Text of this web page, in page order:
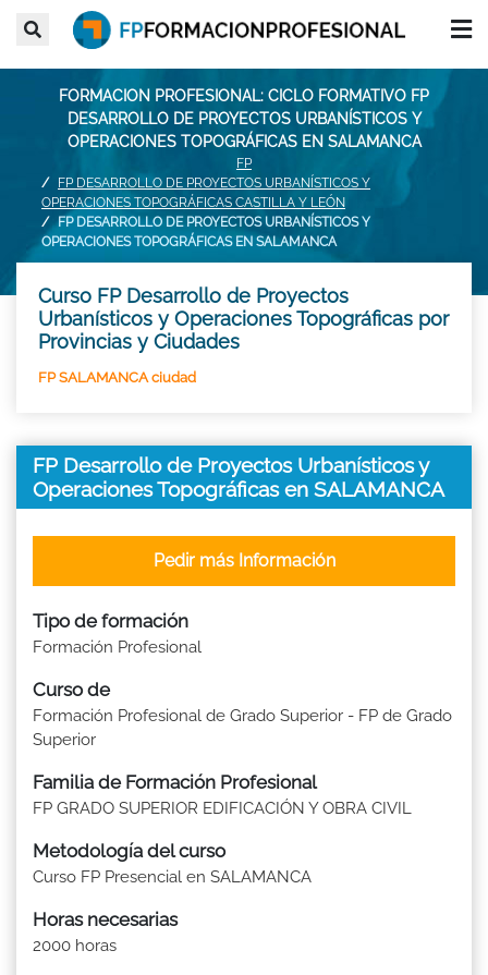
FORMACION PROFESIONAL: CICLO FORMATIVO FP
DESARROLLO DE PROYECTOS URBANÍSTICOS Y
OPERACIONES TOPOGRÁFICAS EN SALAMANCA
FP
FP DESARROLLO DE PROYECTOS URBANÍSTICOS Y
OPERACIONES TOPOGRÁFICAS CASTILLA Y LEÓN
FP DESARROLLO DE PROYECTOS URBANÍSTICOS Y
OPERACIONES TOPOGRÁFICAS EN SALAMANCA
Curso FP Desarrollo de Proyectos
Urbanísticos y Operaciones Topográficas por
Provincias y Ciudades
FP SALAMANCA ciudad
FP Desarrollo de Proyectos Urbanísticos y
Operaciones Topográficas en SALAMANCA
Tipo de formación
Formación Profesional
Curso de
Formación Profesional de Grado Superior - FP de Grado
Superior
Familia de Formación Profesional
FP GRADO SUPERIOR EDIFICACIÓN Y OBRA CIVIL
Metodología del curso
Curso FP Presencial en SALAMANCA
Horas necesarias
2000 horas
Pedir más Información